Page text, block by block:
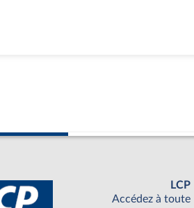
LCP
Accédez à toute